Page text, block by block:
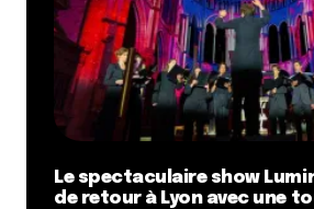
Le spectaculaire show
de retour à Lyon avec une